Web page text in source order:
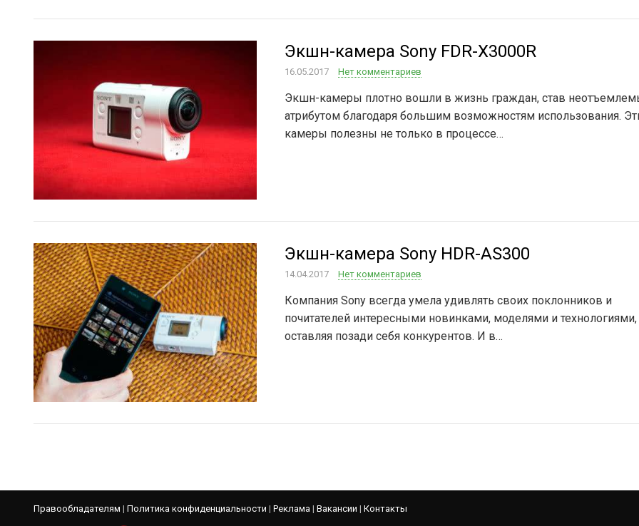
Экшн-камера Sony FDR-X3000R
16.05.2017 Нет комментариев
Экшн-камеры плотно вошли в жизнь граждан, став
атрибутом благодаря большим возможностям использования.
камеры полезны не только в процессе…
Экшн-камера Sony HDR-AS300
14.04.2017 Нет комментариев
Компания Sony всегда умела удивлять своих поклонников и
почитателей интересными новинками, моделями и технологиями,
оставляя позади себя конкурентов. И в…
Правообладателям | Политика конфиденциальности | Реклама | Вакансии | Контакты